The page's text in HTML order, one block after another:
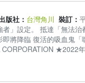
版社： 台灣角川 裝訂：
」設定。 抵達「無法
將降臨 復活的吸血鬼
★2022